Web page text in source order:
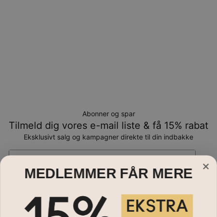
Abonner og spar
Tilmeld dig vores e-mail liste & få 15% rabat
Eksklusivt salg og kampagner direkte til din indbakke
Smykker
MEDLEMMER FÅR MERE